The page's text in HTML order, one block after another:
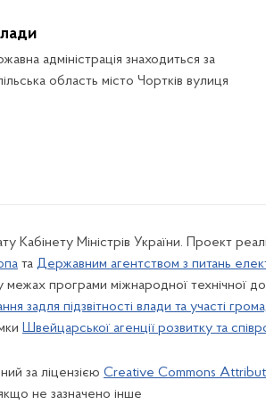
адміністрація знаходиться за
область місто Чортків вулиця
Кабінету Міністрів України. Проект
та Державним агентством з питань
межах програми міжнародної технічної
задля підзвітності влади та участі
Швейцарської агенції розвитку та
за ліцензією Creative Commons
не зазначено інше